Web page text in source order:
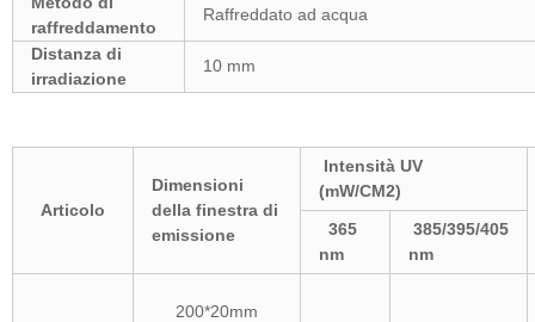
raffreddamento
Raffreddato ad acqua
Distanza di
irradiazione
10 mm
Articolo
Dimensioni
della finestra di
emissione
Intensità UV
(mW/CM2)
365
nm
385/395/405
nm
200*20mm